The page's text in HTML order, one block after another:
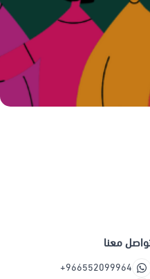
معنا
+966552099964